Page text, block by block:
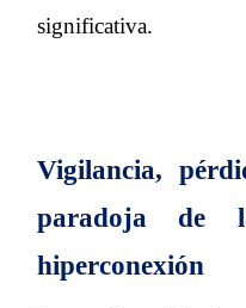
significativa.
Vigilancia,
paradoja de
hiperconexión